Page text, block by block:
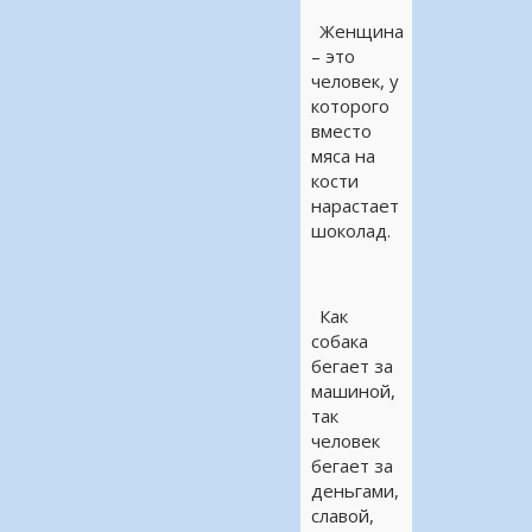
Женщина
– это
человек, у
которого
вместо
мяса на
кости
нарастает
шоколад.
Как
собака
бегает за
машиной,
так
человек
бегает за
деньгами,
славой,